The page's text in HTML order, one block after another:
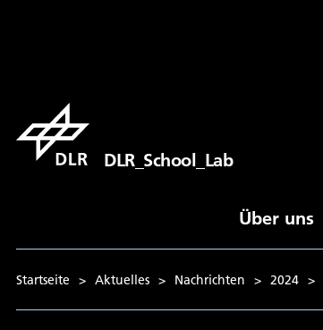
DLR_School_Lab
Über uns
Startseite > Aktuelles > Nachrichten > 2024 >